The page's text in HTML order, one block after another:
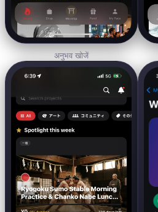
अनुभव खोजें